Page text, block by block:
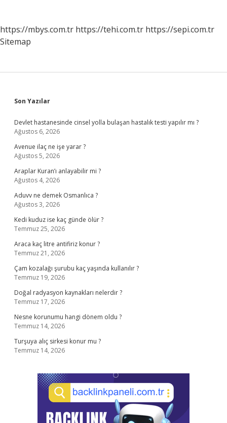
https://mbys.com.tr https://tehi.com.tr https://sepi.com.tr
Sitemap
Sidebar
Son Yazılar
Devlet hastanesinde cinsel yolla bulaşan hastalık testi yapılır mı ?
Ağustos 6, 2026
Avenue ilaç ne işe yarar ?
Ağustos 5, 2026
Araplar Kuran’ı anlayabilir mi ?
Ağustos 4, 2026
Aduvv ne demek Osmanlıca ?
Ağustos 3, 2026
Kedi kuduz ise kaç günde ölür ?
Temmuz 25, 2026
Araca kaç litre antifiriz konur ?
Temmuz 21, 2026
Çam kozalağı şurubu kaç yaşında kullanılır ?
Temmuz 19, 2026
Doğal radyasyon kaynakları nelerdir ?
Temmuz 17, 2026
Nesne korunumu hangi dönem oldu ?
Temmuz 14, 2026
Turşuya alıç sirkesi konur mu ?
Temmuz 14, 2026